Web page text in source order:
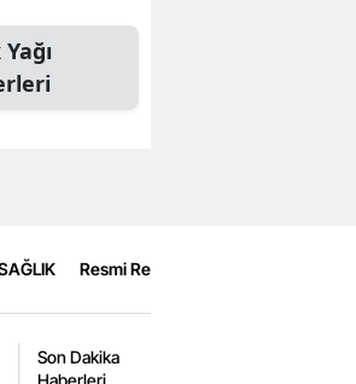
Resmi Reklamlar
Son Dakika
Haberleri